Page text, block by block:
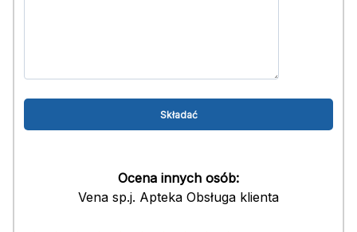
Ocena innych osób:
Vena sp.j. Apteka Obsługa klienta